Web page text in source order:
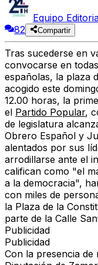
Equipo
82
Compartir
Tras sucederse en
convocarse en
españolas, la plaza
acogido este
12.00 horas, la
el Partido Popular,
de legislatura
Obrero Español y
alentados por sus
arrodillarse ante el
califican como "el
a la democracia",
con miles de
la Plaza de la
parte de la Calle
Publicidad
Publicidad
Con la presencia de